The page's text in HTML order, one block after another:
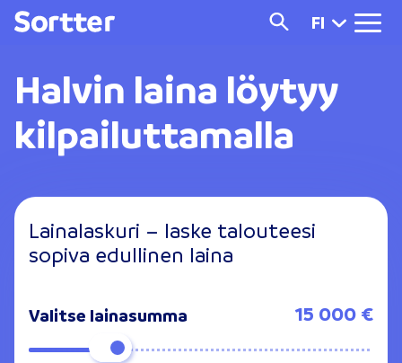
FI
Halvin laina löytyy
kilpailuttamalla
Lainalaskuri – laske talouteesi
sopiva edullinen laina
Valitse lainasumma 15 000 €